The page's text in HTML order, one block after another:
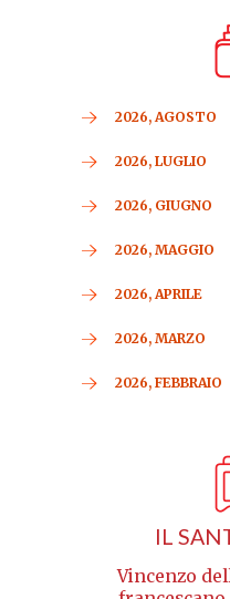
2026, AGOSTO
2026, LUGLIO
2026, GIUGNO
2026, MAGGIO
2026, APRILE
2026, MARZO
2026, FEBBRAIO
IL
Vincenzo